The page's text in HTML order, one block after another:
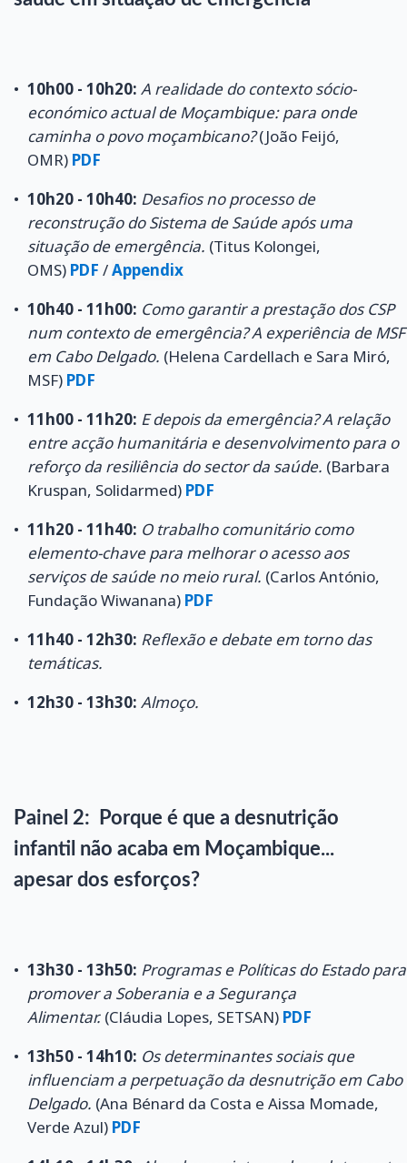
10h00 - 10h20: A realidade do contexto sócio-
económico actual de Moçambique: para onde
caminha o povo moçambicano?(João Feijó,
OMR) PDF
10h20 - 10h40: Desafios no processo de
reconstrução do Sistema de Saúde após uma
situação de emergência. (Titus Kolongei,
OMS) PDF /Appendix
10h40 - 11h00: Como garantir a prestação dos CSP
num contexto de emergência? A experiência de MSF
em Cabo Delgado. (Helena Cardellach e Sara Miró,
MSF) PDF
11h00 - 11h20: E depois da emergência? A relação
entre acção humanitária e desenvolvimento para o
reforço da resiliência do sector da saúde. (Barbara
Kruspan, Solidarmed) PDF
11h20 - 11h40: O trabalho comunitário como
elemento-chave para melhorar o acesso aos
serviços de saúde no meio rural. (Carlos António,
Fundação Wiwanana) PDF
11h40 - 12h30: Reflexão e debate em torno das
temáticas.
12h30 - 13h30: Almoço.
Painel 2: Porque é que a desnutrição
infantil não acaba em Moçambique...
apesar dos esforços?
13h30 - 13h50: Programas e Políticas do Estado para
promover a Soberania e a Segurança
Alimentar. (Cláudia Lopes, SETSAN) PDF
13h50 - 14h10: Os determinantes sociais que
influenciam a perpetuação da desnutrição em Cabo
Delgado. (Ana Bénard da Costa e Aissa Momade,
Verde Azul) PDF